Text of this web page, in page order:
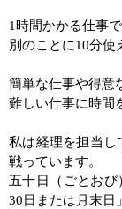
1 時間かかる仕事
別のことに10分使
簡単な仕事や得意
難しい仕事に時間
私は経理を担当し
戦っています。
五十日（ごとおび
30 日または月末日